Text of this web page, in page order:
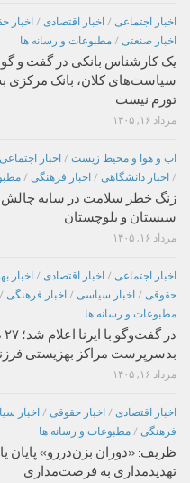
اخبار اجتماعی / اخبار اقتصادی / اخبار
اخبار صنعتی / مطبوعات و رسانه ها
یک کارشناس بانکی در گفت و گو
سیاست‌های کلان، بانک مرکزی به
تورم نیست
مرداد ۱۶, ۱۴۰۵
اب و هوا و محیط زیست / اخبار اجتماعی
/ اخبار دانشگاهی / اخبار فرهنگی /
زنگ خطر سلامت در سایه
سیستان و بلوچستان
مرداد ۱۶, ۱۴۰۵
اخبار اجتماعی / اخبار اقتصادی / اخبار
حقوقی / اخبار سیاسی / اخبار فرهنگی /
مطبوعات و رسانه ها
بدسرپرست مراکز بهزیستی
مرداد ۱۶, ۱۴۰۵
اخبار اقتصادی / اخبار حقوقی / اخبار
فرهنگی / مطبوعات و رسانه ها
ظریف: «دوران بزن‌دررو» پایان
تهدیدمداری به فرصت‌مداری